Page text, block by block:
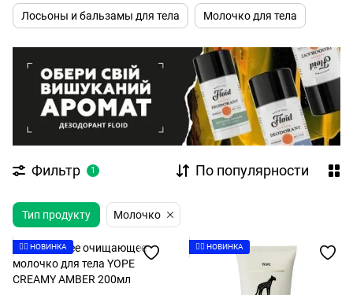
Лосьоны и бальзамы для тела Молочко для тела
Фильтр 1 По популярности
Тип продукту Молочко
👉🏻 НОВИНКА 👉🏻 НОВИНКА